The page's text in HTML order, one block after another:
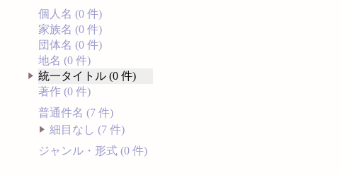
個人名 (0 件)
家族名 (0 件)
団体名 (0 件)
地名 (0 件)
統一タイトル (0 件)
著作 (0 件)
普通件名 (7 件)
細目なし (7 件)
ジャンル・形式 (0 件)